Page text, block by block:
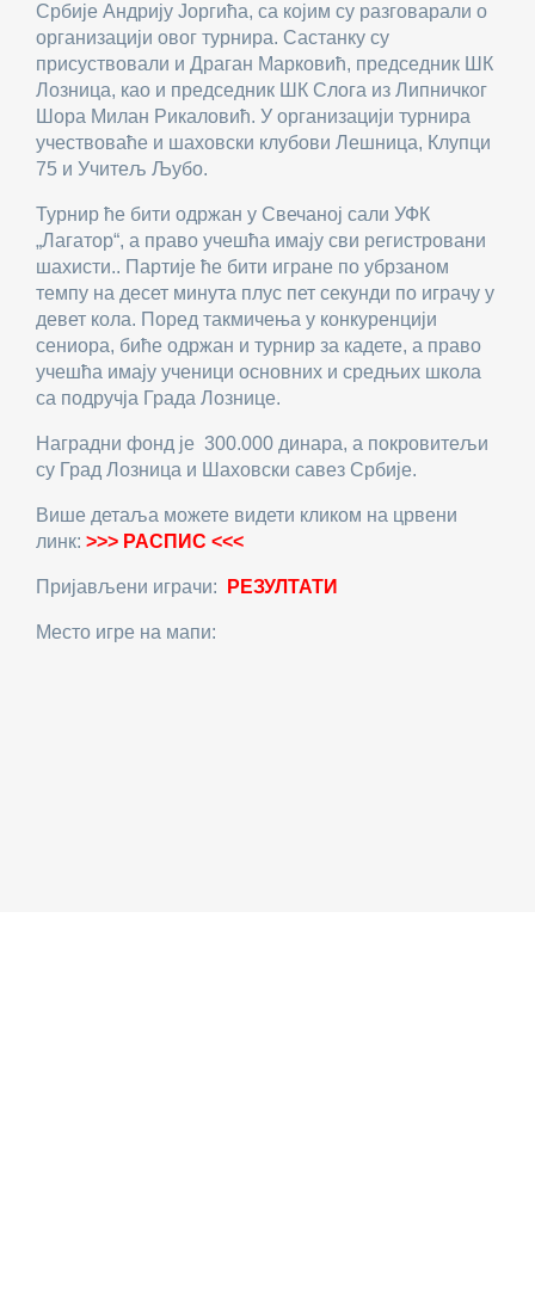
Србије Андрију Јоргића, са којим су разговарали о
организацији овог турнира. Састанку су
присуствовали и Драган Марковић, председник ШК
Лозница, као и председник ШК Слога из Липничког
Шора Милан Рикаловић. У организацији турнира
учествоваће и шаховски клубови Лешница, Клупци
75 и Учитељ Љубо.
Турнир ће бити одржан у Свечаној сали УФК
„Лагатор“, а право учешћа имају сви регистровани
шахисти.. Партије ће бити игране по убрзаном
темпу на десет минута плус пет секунди по играчу у
девет кола. Поред такмичења у конкуренцији
сениора, биће одржан и турнир за кадете, а право
учешћа имају ученици основних и средњих школа
са подручја Града Лознице.
Наградни фонд је 300.000 динара, а покровитељи
су Град Лозница и Шаховски савез Србије.
Више детаља можете видети кликом на црвени
линк: >>> РАСПИС <<<
Пријављени играчи: РЕЗУЛТАТИ
Место игре на мапи: